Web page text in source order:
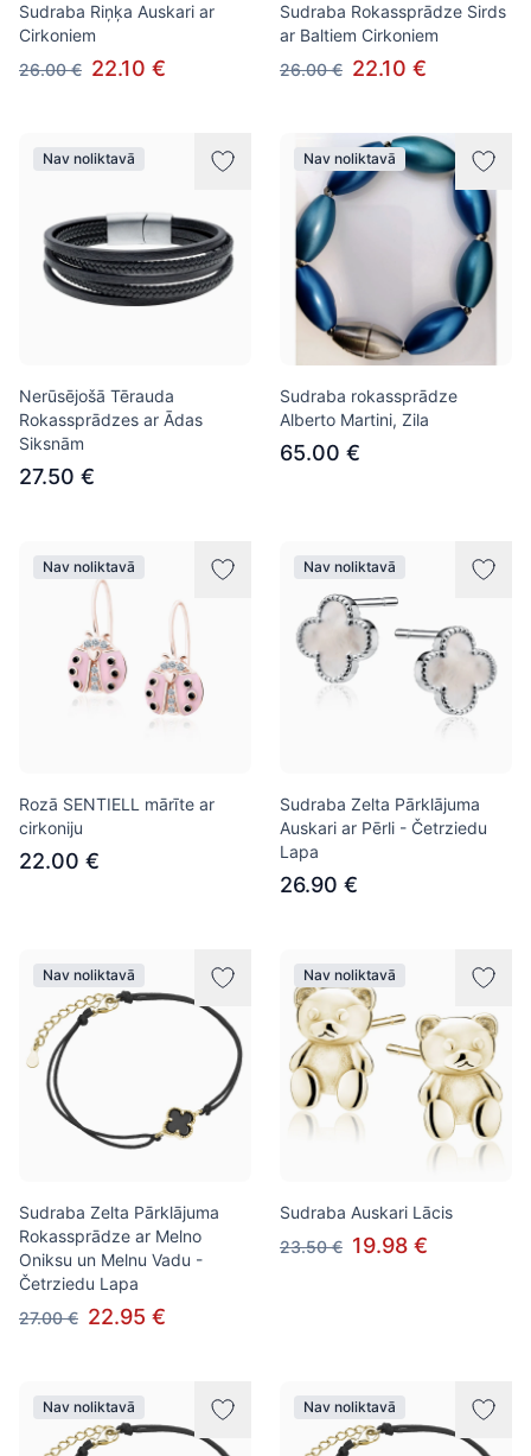
Sudraba Riņķa Auskari ar
Cirkoniem
26.00 € 22.10 €
Sudraba Rokassprādze Sirds
ar Baltiem Cirkoniem
26.00 € 22.10 €
Nav noliktavā
Nerūsējošā Tērauda
Rokassprādzes ar Ādas
Siksnām
27.50 €
Nav noliktavā
Sudraba rokassprādze
Alberto Martini, Zila
65.00 €
Nav noliktavā
Rozā SENTIELL mārīte ar
cirkoniju
22.00 €
Nav noliktavā
Sudraba Zelta Pārklājuma
Auskari ar Pērli - Četrziedu
Lapa
26.90 €
Nav noliktavā
Sudraba Zelta Pārklājuma
Rokassprādze ar Melno
Oniksu un Melnu Vadu -
Četrziedu Lapa
27.00 € 22.95 €
Nav noliktavā
Sudraba Auskari Lācis
23.50 € 19.98 €
Nav noliktavā Nav noliktavā